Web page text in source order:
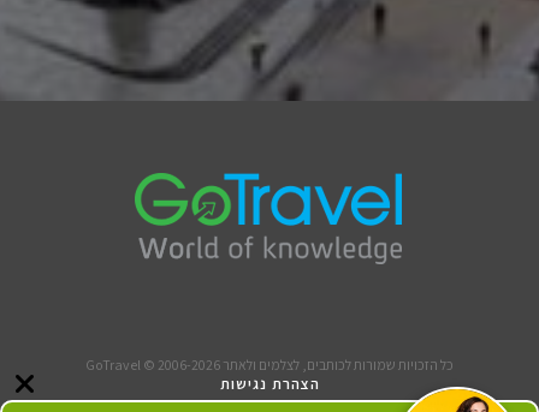
כל הזכויות שמורות לכותבים, לצלמים ולאתר GoTravel © 2006-2026
הצהרת נגישות